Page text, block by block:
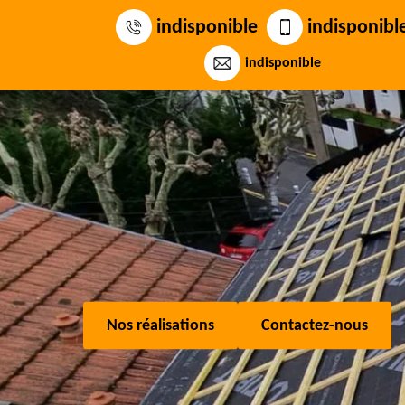
indisponible
indisponible
Nos réalisations Contactez-nous